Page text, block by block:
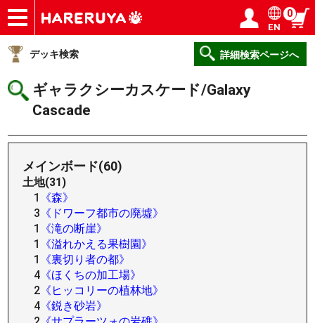
ショップ
買取
記事
デッキ検索
デッキ構築
選手一覧
店舗一覧
イベント
ヘルプ
お問い合わせ ログイン／会員登録
EN
0
デッキ検索 詳細検索ページへ
ギャラクシーカスケード/Galaxy
Cascade
メインボード(60)
土地(31)
1
《森》
3 《ドワーフ都市の廃墟》
1
《滝の断崖》
1
《溢れかえる果樹園》
1
《裏切り者の都》
4 《ほくちの加工場》
2 《ヒッコリーの植林地》
4 《鋭き砂岩》